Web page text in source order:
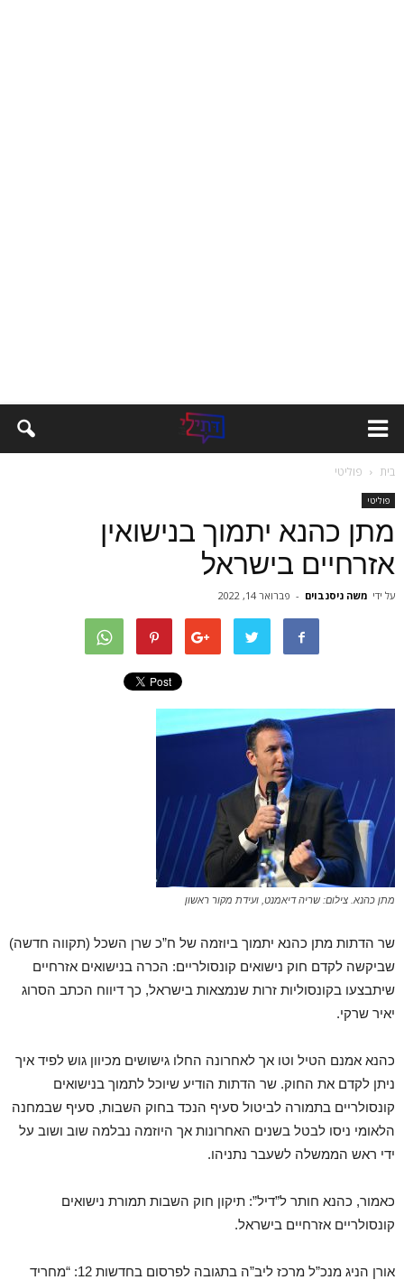
בית פוליטי
פוליטי
מתן כהנא יתמוך בנישואין
אזרחיים בישראל
על ידי משה ניסנבוים - פברואר 14, 2022
מתן כהנא. צילום: שריה דיאמנט, ועידת מקור ראשון
שר הדתות מתן כהנא יתמוך ביוזמה של ח”כ שרן השכל (תקווה חדשה)
שביקשה לקדם חוק נישואים קונסולריים: הכרה בנישואים אזרחיים
שיתבצעו בקונסוליות זרות שנמצאות בישראל, כך דיווח הכתב הסרוג
יאיר שרקי.
כהנא אמנם הטיל וטו אך לאחרונה החלו גישושים מכיוון גוש לפיד איך
ניתן לקדם את החוק. שר הדתות הודיע שיוכל לתמוך בנישואים
קונסולריים בתמורה לביטול סעיף הנכד בחוק השבות, סעיף שבמחנה
הלאומי ניסו לבטל בשנים האחרונות אך היוזמה נבלמה שוב ושוב על
ידי ראש הממשלה לשעבר נתניהו.
כאמור, כהנא חותר ל”דיל”: תיקון חוק השבות תמורת נישואים
קונסולריים אזרחיים בישראל.
אורן הניג מנכ”ל מרכז ליב”ה בתגובה לפרסום בחדשות 12: “מחריד